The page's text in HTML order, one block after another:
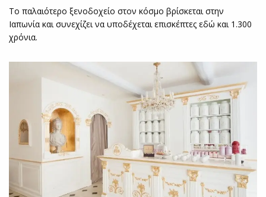
Το παλαιότερο ξενοδοχείο στον κόσμο βρίσκεται στην
Ιαπωνία και συνεχίζει να υποδέχεται επισκέπτες εδώ και 1.300
χρόνια.